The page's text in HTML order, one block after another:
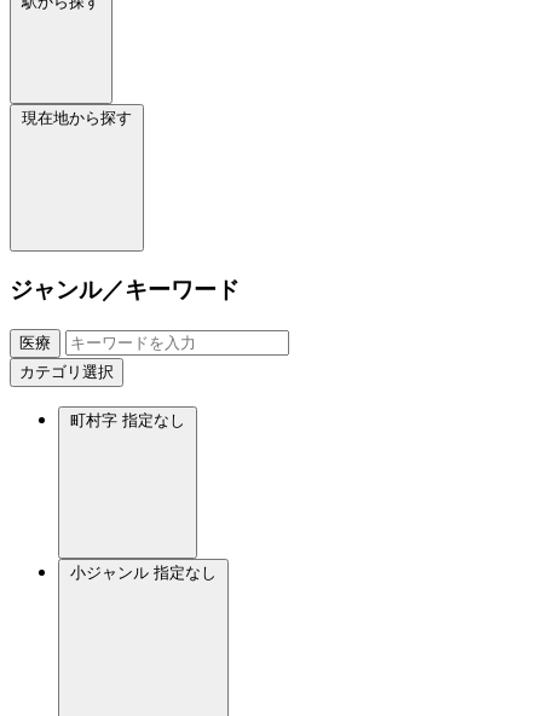
現在地から探す
ジャンル／キーワード
医療
カテゴリ選択
町村字 指定なし
小ジャンル 指定なし